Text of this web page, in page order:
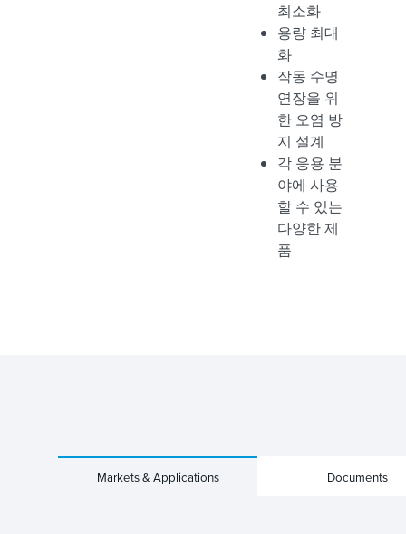
최소화
용량 최대
화
작동 수명
연장을 위
한 오염 방
지 설계
각 응용 분
야에 사용
할 수 있는
다양한 제
품
Markets & Applications Documents